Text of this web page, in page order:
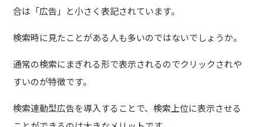
合は「広告」と小さく表記されています。
検索時に見たことがある人も多いのではないでしょうか。
通常の検索にまぎれる形で表示されるのでクリックされや
すいのが特徴です。
検索連動型広告を導入することで、検索上位に表示させる